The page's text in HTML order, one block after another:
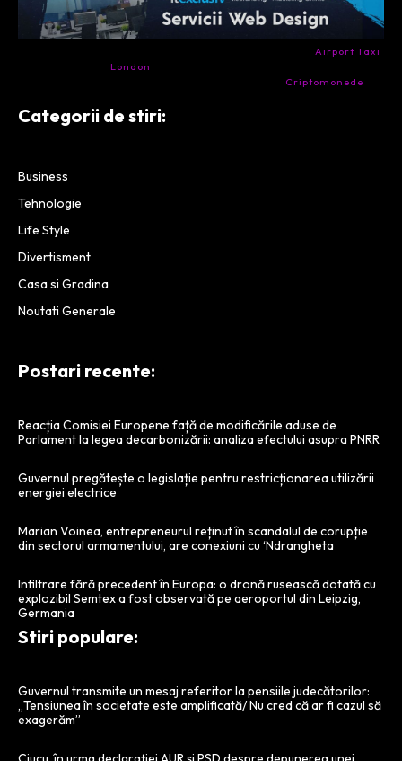
Airport Taxi
London
Criptomonede
Categorii de stiri:
Business
Tehnologie
Life Style
Divertisment
Casa si Gradina
Noutati Generale
Postari recente:
Reacția Comisiei Europene față de modificările aduse de
Parlament la legea decarbonizării: analiza efectului asupra PNRR
Guvernul pregătește o legislație pentru restricționarea utilizării
energiei electrice
Marian Voinea, entrepreneurul reținut în scandalul de corupție
din sectorul armamentului, are conexiuni cu ‘Ndrangheta
Infiltrare fără precedent în Europa: o dronă rusească dotată cu
explozibil Semtex a fost observată pe aeroportul din Leipzig,
Germania
Stiri populare:
Guvernul transmite un mesaj referitor la pensiile judecătorilor:
„Tensiunea în societate este amplificată/ Nu cred că ar fi cazul să
exagerăm”